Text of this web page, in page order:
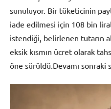
sunuluyor. Bir tüketicinin
iade edilmesi için 108 bin
istendiği, belirlenen tutarın
eksik kısmın ücret olarak
öne sürüldü.Devamı sonraki